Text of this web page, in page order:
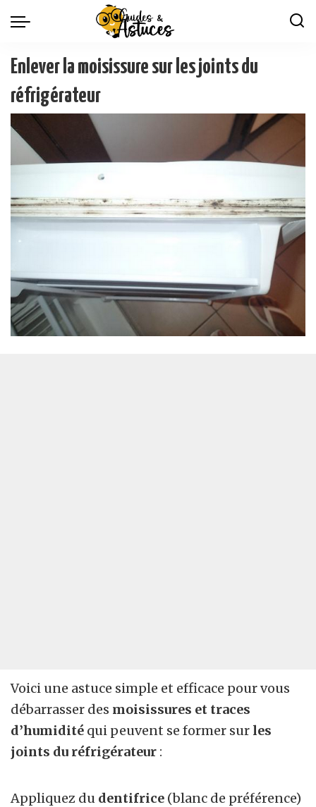
Enlever la moisissure sur les joints du
réfrigérateur
Voici une astuce simple et efficace pour vous
débarrasser des moisissures et traces
d’humidité qui peuvent se former sur les
joints du réfrigérateur :
Appliquez du dentifrice (blanc de préférence)